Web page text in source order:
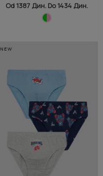
Od 1387 Дин. Do 1434 Дин.
NEW